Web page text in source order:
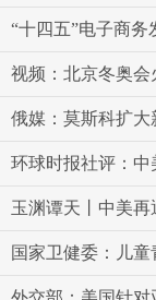
视频：北京冬奥
俄媒：莫斯科扩大
环球时报社评：
玉渊谭天丨中美再